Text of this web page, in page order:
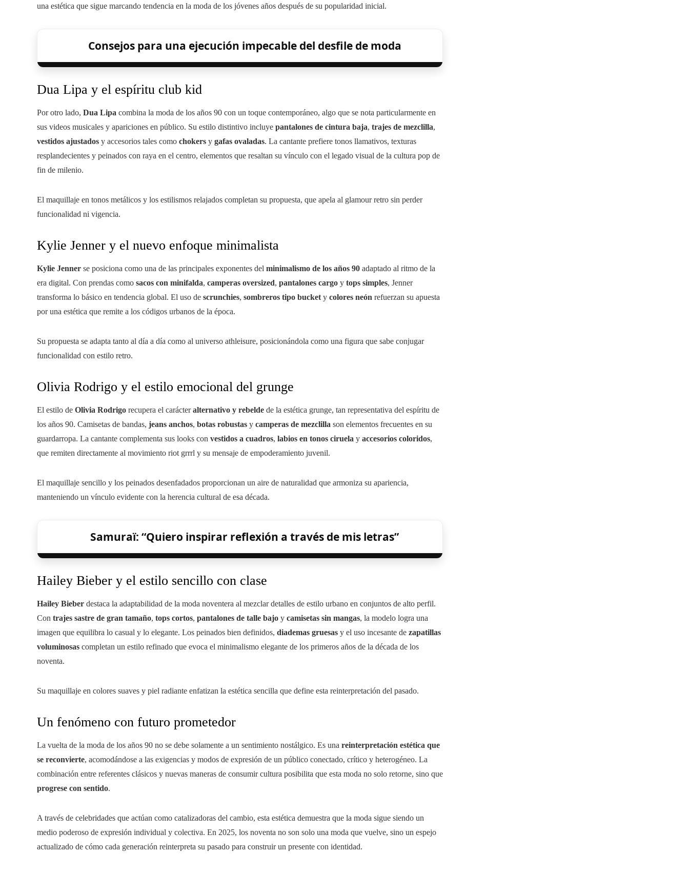
una estética que sigue marcando tendencia en la moda de los jóvenes años después de su popularidad inicial.
Consejos para una ejecución impecable del desfile de moda
Dua Lipa y el espíritu club kid
Por otro lado, Dua Lipa combina la moda de los años 90 con un toque contemporáneo, algo que se nota particularmente en
sus videos musicales y apariciones en público. Su estilo distintivo incluye pantalones de cintura baja, trajes de mezclilla,
vestidos ajustados y accesorios tales como chokers y gafas ovaladas. La cantante prefiere tonos llamativos, texturas
resplandecientes y peinados con raya en el centro, elementos que resaltan su vínculo con el legado visual de la cultura pop de
fin de milenio.
El maquillaje en tonos metálicos y los estilismos relajados completan su propuesta, que apela al glamour retro sin perder
funcionalidad ni vigencia.
Kylie Jenner y el nuevo enfoque minimalista
Kylie Jenner se posiciona como una de las principales exponentes del minimalismo de los años 90 adaptado al ritmo de la
era digital. Con prendas como sacos con minifalda, camperas oversized, pantalones cargo y tops simples, Jenner
transforma lo básico en tendencia global. El uso de scrunchies, sombreros tipo bucket y colores neón refuerzan su apuesta
por una estética que remite a los códigos urbanos de la época.
Su propuesta se adapta tanto al día a día como al universo athleisure, posicionándola como una figura que sabe conjugar
funcionalidad con estilo retro.
Olivia Rodrigo y el estilo emocional del grunge
El estilo de Olivia Rodrigo recupera el carácteralternativo y rebelde de la estética grunge, tan representativa del espíritu de
los años 90. Camisetas de bandas, jeans anchos, botas robustas y camperas de mezclilla son elementos frecuentes en su
guardarropa. La cantante complementa sus looks con vestidos a cuadros, labios en tonos ciruela y accesorios coloridos,
que remiten directamente al movimiento riot grrrl y su mensaje de empoderamiento juvenil.
El maquillaje sencillo y los peinados desenfadados proporcionan un aire de naturalidad que armoniza su apariencia,
manteniendo un vínculo evidente con la herencia cultural de esa década.
Samuraï: “Quiero inspirar reflexión a través de mis letras”
Hailey Bieber y el estilo sencillo con clase
Hailey Bieber destaca la adaptabilidad de la moda noventera al mezclar detalles de estilo urbano en conjuntos de alto perfil.
Con trajes sastre de gran tamaño, tops cortos, pantalones de talle bajo y camisetas sin mangas, la modelo logra una
imagen que equilibra lo casual y lo elegante. Los peinados bien definidos, diademas gruesas y el uso incesante de zapatillas
voluminosas completan un estilo refinado que evoca el minimalismo elegante de los primeros años de la década de los
noventa.
Su maquillaje en colores suaves y piel radiante enfatizan la estética sencilla que define esta reinterpretación del pasado.
Un fenómeno con futuro prometedor
La vuelta de la moda de los años 90 no se debe solamente a un sentimiento nostálgico. Es una reinterpretación estética que
se reconvierte, acomodándose a las exigencias y modos de expresión de un público conectado, crítico y heterogéneo. La
combinación entre referentes clásicos y nuevas maneras de consumir cultura posibilita que esta moda no solo retorne, sino que
progrese con sentido.
A través de celebridades que actúan como catalizadoras del cambio, esta estética demuestra que la moda sigue siendo un
medio poderoso de expresión individual y colectiva. En 2025, los noventa no son solo una moda que vuelve, sino un espejo
actualizado de cómo cada generación reinterpreta su pasado para construir un presente con identidad.